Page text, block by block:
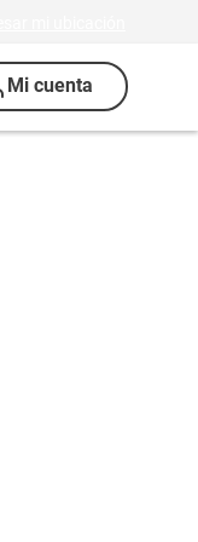
Mi cuenta